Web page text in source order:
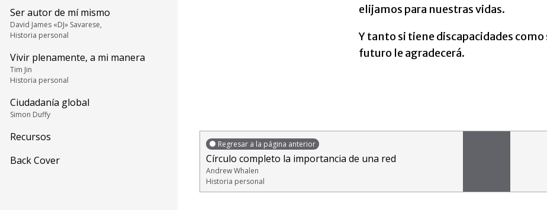
Ser autor de mí mismo
David James «DJ» Savarese,
Historia personal
Vivir plenamente, a mi manera
Tim Jin
Historia personal
Ciudadanía global
Simon Duffy
Recursos
Back Cover
elijamos para nuestras vidas.
Y tanto si tiene discapacidades
futuro le agradecerá.
Regresar a la página anterior
Círculo completo la importancia de una red
Andrew Whalen
Historia personal